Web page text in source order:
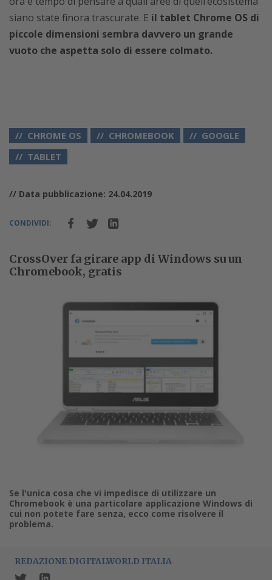
siano state finora trascurate. E il tablet Chrome OS di
piccole dimensioni sembra davvero un grande
vuoto che aspetta solo di essere colmato.
CHROME OS CHROMEBOOK
GOOGLE
TABLET
// Data pubblicazione: 24.04.2019
CONDIVIDI:
CrossOver fa girare app di Windows su un
Chromebook, gratis
Se l'unica cosa che vi impedisce di utilizzare un
Chromebook è una particolare applicazione Windows di
cui non potete fare senza, ecco come risolvere il
problema.
REDAZIONE DIGITALWORLD ITALIA